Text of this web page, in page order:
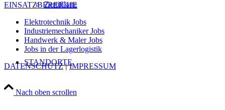
Zertifikate
STANDORTE
EINSATZBEREICHE
Elektrotechnik Jobs
Industriemechaniker Jobs
Handwerk & Maler Jobs
Jobs in der Lagerlogistik
DATENSCHUTZ|IMPRESSUM
Nach oben scrollen